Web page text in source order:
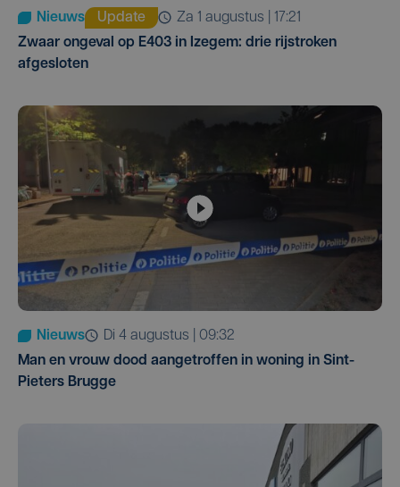
Nieuws Update
za 1 augustus | 17:21
Zwaar ongeval op E403 in Izegem: drie rijstroken
afgesloten
Nieuws
di 4 augustus | 09:32
Man en vrouw dood aangetroffen in woning in Sint-
Pieters Brugge